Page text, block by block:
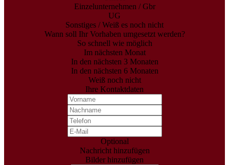
Einzelunternehmen / Gbr
UG
Sonstiges / Weiß es noch nicht
Wann soll Ihr Vorhaben umgesetzt werden?
So schnell wie möglich
Im nächsten Monat
In den nächsten 3 Monaten
In den nächsten 6 Monaten
Weiß noch nicht
Ihre Kontaktdaten
Optional
Nachricht hinzufügen
Bilder hinzufügen